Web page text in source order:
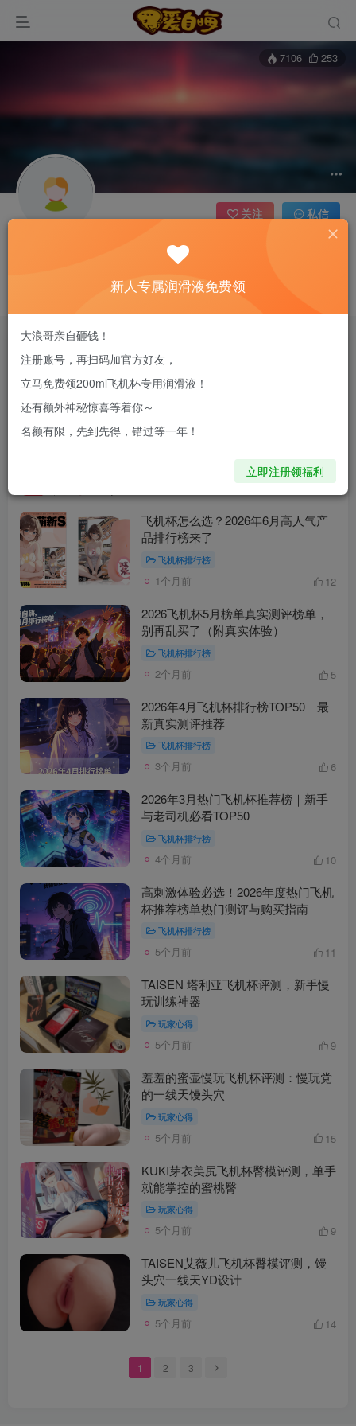
7106 253
这家伙很懒，什么都没有写...
关注 私信
文章25 收藏0 评论 0
发布
2026年7月飞机杯人气榜｜产品推荐
飞机杯怎么选？2026年6月高人气产
品排行榜来了
飞机杯排行榜
1个月前 12
2026飞机杯5月榜单真实测评榜单，
别再乱买了（附真实体验）
飞机杯排行榜
2个月前 5
2026年4月飞机杯排行榜TOP50｜最
新真实测评推荐
飞机杯排行榜
3个月前 6
2026年3月热门飞机杯推荐榜｜新手
与老司机必看TOP50
飞机杯排行榜
4个月前 10
高刺激体验必选！2026年度热门飞机
杯推荐榜单热门测评与购买指南
飞机杯排行榜
5个月前 11
TAISEN 塔利亚飞机杯评测，新手慢
玩训练神器
玩家心得
5个月前 9
羞羞的蜜壶慢玩飞机杯评测：慢玩党
的一线天馒头穴
玩家心得
5个月前 15
KUKI芽衣美尻飞机杯臀模评测，单手
就能掌控的蜜桃臀
玩家心得
5个月前 9
TAISEN艾薇儿飞机杯臀模评测，馒
头穴一线天YD设计
玩家心得
5个月前 14
1 2 3
新人专属润滑液免费领
大浪哥亲自砸钱！
注册账号，再扫码加官方好友，
立马免费领200ml飞机杯专用润滑液！
还有额外神秘惊喜等着你～
名额有限，先到先得，错过等一年！
立即注册领福利